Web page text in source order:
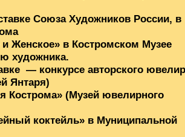
Союза Художников России, в
Женское» в Костромском Музее
художника.
— конкурсе авторского
Янтаря)
Кострома» (Музей ювелирного
коктейль» в Муниципальной